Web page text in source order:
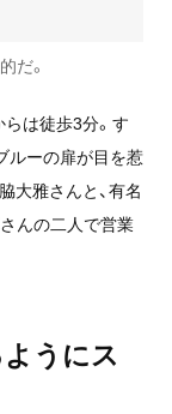
だ。
は徒歩3分。す
ルーの扉が目を惹
大雅さんと、有名
んの二人で営業
うにス